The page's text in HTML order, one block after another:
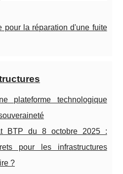
pour la réparation d'une fuite
plateforme technologique
BTP du 8 octobre 2025 :
pour les infrastructures
?